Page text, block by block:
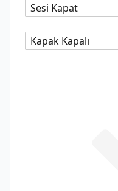
Sesi Kapat
Kapak Kapalı